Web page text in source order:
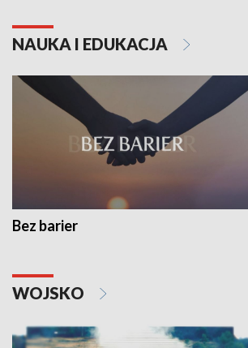
NAUKA I EDUKACJA
Bez barier
WOJSKO